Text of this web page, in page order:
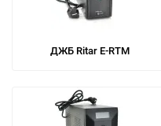
ДЖБ Ritar Е-RTM